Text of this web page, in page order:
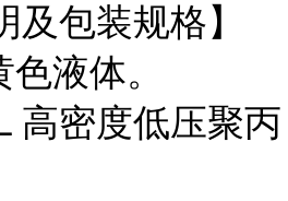
及包装规格】
液体。
高密度低压聚丙